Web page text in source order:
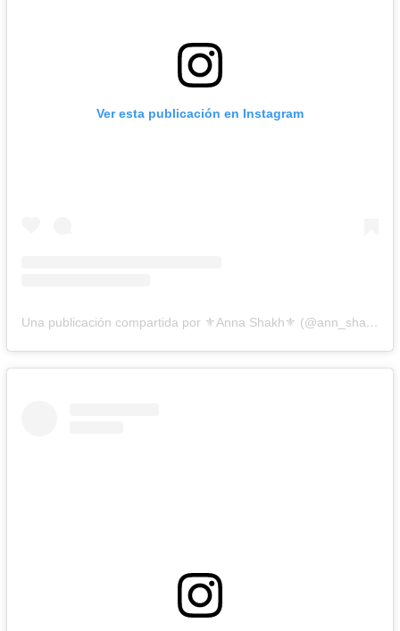
Ver esta publicación en Instagram
Una publicación compartida por ⚜️Anna Shakh⚜️ (@ann_shakhovskaya)